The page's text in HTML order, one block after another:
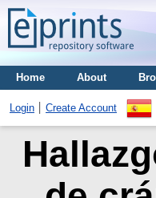
Home About
Login Create Account